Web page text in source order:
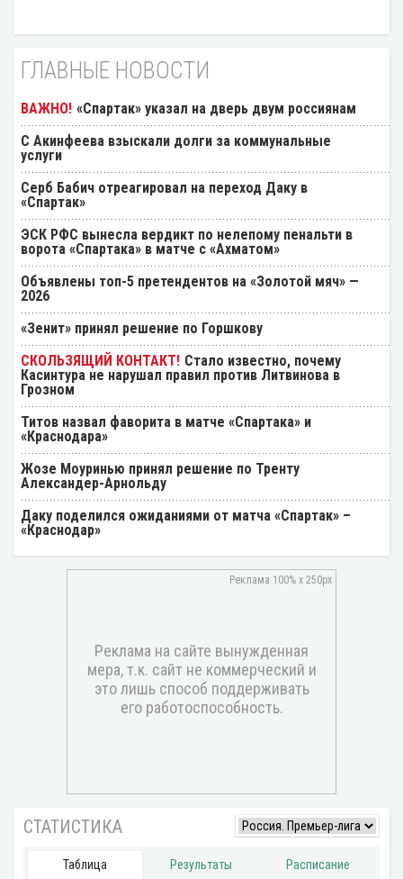
ГЛАВНЫЕ НОВОСТИ
«Спартак» указал на дверь двум россиянам
С Акинфеева взыскали долги за коммунальные
услуги
Серб Бабич отреагировал на переход Даку в
«Спартак»
ЭСК РФС вынесла вердикт по нелепому пенальти в
ворота «Спартака» в матче с «Ахматом»
Объявлены топ-5 претендентов на «Золотой мяч» —
2026
«Зенит» принял решение по Горшкову
Стало известно, почему
Касинтура не нарушал правил против Литвинова в
Грозном
Титов назвал фаворита в матче «Спартака» и
«Краснодара»
Жозе Моуринью принял решение по Тренту
Александер-Арнольду
Даку поделился ожиданиями от матча «Спартак» –
«Краснодар»